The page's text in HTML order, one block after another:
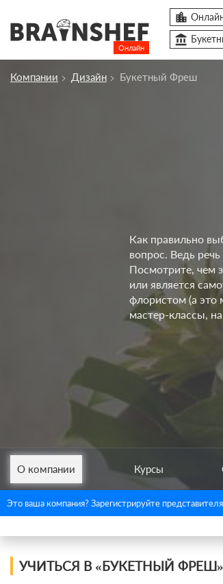
Онлайн

account_balance
Компании Дизайн Букетный Фреш
Как правильно
вопрос. Ведь
Посмотрите, чем
или является
флористом (а это
мастер-классы,
О компании Курсы
УЧИТЬСЯ В «БУКЕТНЫЙ
Это ваша компания? Зарегистрируйте